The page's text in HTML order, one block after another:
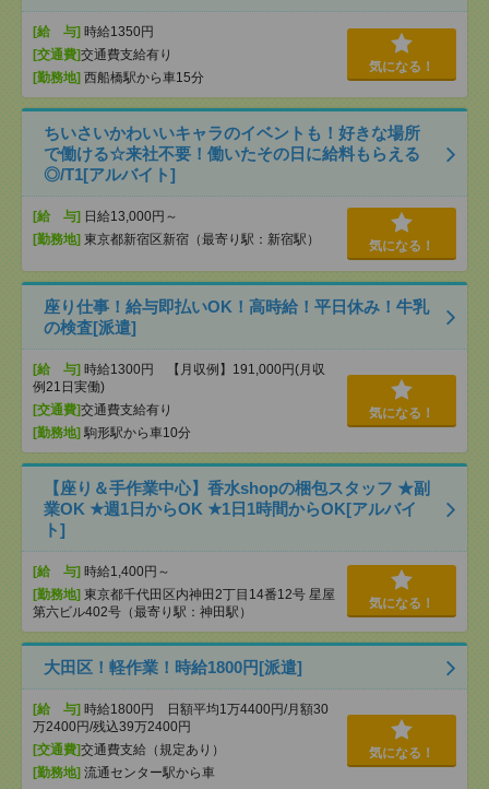
[給 与] 時給1350円
[交通費]交通費支給有り
[勤務地] 西船橋駅から車15分
気になる！
ちいさいかわいいキャラのイベントも！好きな場所
で働ける☆来社不要！働いたその日に給料もらえる
◎/T1[アルバイト]
[給 与] 日給13,000円～
[勤務地] 東京都新宿区新宿（最寄り駅：新宿駅） 気になる！
座り仕事！給与即払いOK！高時給！平日休み！牛乳
の検査[派遣]
[給 与] 時給1300円 【月収例】191,000円(月収
例21日実働)
[交通費]交通費支給有り
[勤務地] 駒形駅から車10分
気になる！
【座り＆手作業中心】香水shopの梱包スタッフ ★副
業OK ★週1日からOK ★1日1時間からOK[アルバイ
ト]
[給 与] 時給1,400円～
[勤務地] 東京都千代田区内神田2丁目14番12号 星屋
第六ビル402号（最寄り駅：神田駅）
気になる！
大田区！軽作業！時給1800円[派遣]
[給 与] 時給1800円 日額平均1万4400円/月額30
万2400円/残込39万2400円
[交通費]交通費支給（規定あり）
[勤務地] 流通センター駅から車
気になる！